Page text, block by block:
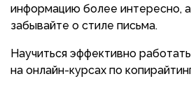
информацию более интересно,
забывайте о стиле письма.
Научиться эффективно
на онлайн-курсах по